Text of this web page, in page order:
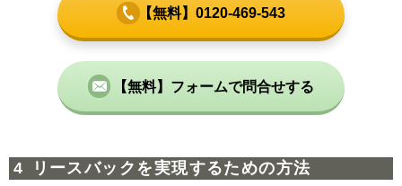
【無料】0120-469-543
【無料】フォームで問合せする
リースバックを実現するための方法